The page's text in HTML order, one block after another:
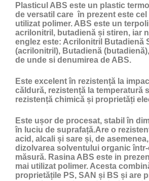
Plasticul ABS este un plastic
de versatil care în prezent este cel
utilizat polimer. ABS este un
acrilonitril, butadienă și stiren, iar
englez este: Acrilonitril Butadienă
(acrilonitril), Butadienă
de unde si denumirea de ABS.
Este excelent în rezistență la
căldură, rezistență la temperatură
rezistență chimică și proprietăți
Este ușor de procesat, stabil în
în luciu de suprafață.Are o
acid, alcali și sare și, de
dizolvarea solventului organic
măsură. Rasina ABS este in
mai utilizat polimer. Acesta
proprietățile PS, SAN și BS și are